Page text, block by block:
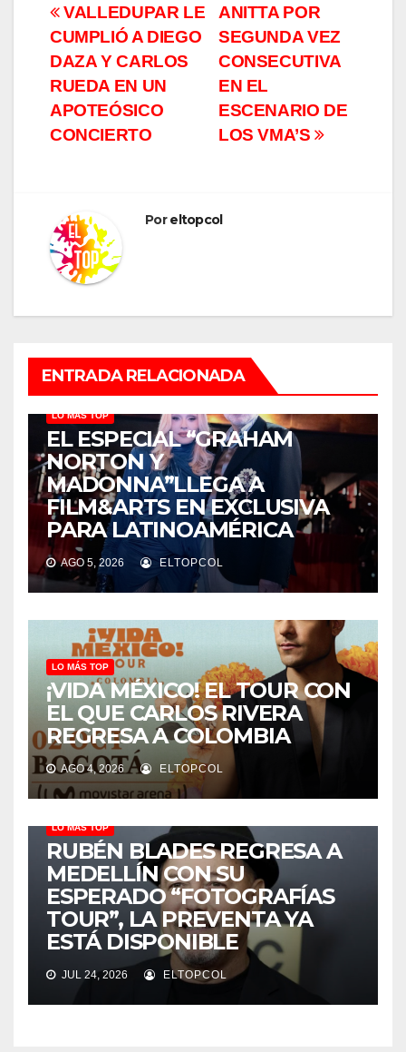
Navegación
de
entradas
ANITTA POR
SEGUNDA VEZ
CONSECUTIVA
EN EL
ESCENARIO DE
LOS VMA’S
VALLEDUPAR LE
CUMPLIÓ A DIEGO
DAZA Y CARLOS
RUEDA EN UN
APOTEÓSICO
CONCIERTO
Poreltopcol
ENTRADA RELACIONADA
LO MÁS TOP
EL ESPECIAL “GRAHAM
NORTON Y
MADONNA”LLEGA A
FILM&ARTS EN EXCLUSIVA
PARA LATINOAMÉRICA
AGO 5, 2026 ELTOPCOL
LO MÁS TOP
¡VIDA MÉXICO! EL TOUR CON
EL QUE CARLOS RIVERA
REGRESA A COLOMBIA
AGO 4, 2026 ELTOPCOL
LO MÁS TOP
RUBÉN BLADES REGRESA A
MEDELLÍN CON SU
ESPERADO “FOTOGRAFÍAS
TOUR”, LA PREVENTA YA
ESTÁ DISPONIBLE
JUL 24, 2026 ELTOPCOL